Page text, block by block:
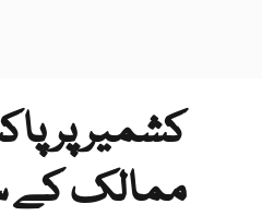
کشمیر پر
ممالک کے